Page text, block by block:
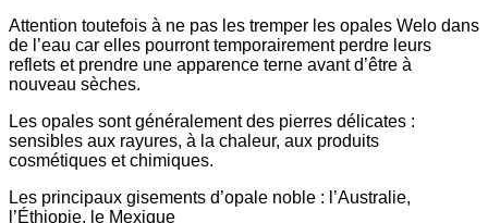
Attention toutefois à ne pas les tremper les opales Welo dans
de l’eau car elles pourront temporairement perdre leurs
reflets et prendre une apparence terne avant d’être à
nouveau sèches.
Les opales sont généralement des pierres délicates :
sensibles aux rayures, à la chaleur, aux produits
cosmétiques et chimiques.
Les principaux gisements d’opale noble : l’Australie,
l’Éthiopie, le Mexique